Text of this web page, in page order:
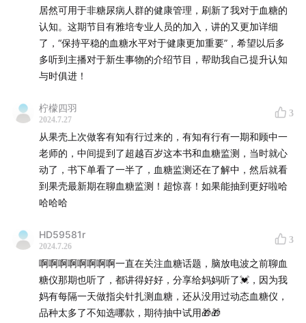
居然可用于非糖尿病人群的健康管理，刷新了我对于血糖的
认知。这期节目有雅培专业人员的加入，讲的又更加详细
了，“保持平稳的血糖水平对于健康更加重要”，希望以后多
多听到主播对于新生事物的介绍节目，帮助我自己提升认知
与时俱进！
柠檬四羽
2024.7.27
3
从果壳上次做客有知有行过来的，有知有行有一期和顾中一
老师的，中间提到了超越百岁这本书和血糖监测，当时就心
动了，书下单看了一半了，血糖监测还在了解中，然后就看
到果壳最新期在聊血糖监测！超惊喜！如果能抽到更好啦哈
哈哈哈
HD59581r
2024.7.26
3
啊啊啊啊啊啊啊啊一直在关注血糖话题，脑放电波之前聊血
糖仪那期也听了，都讲得好好，分享给妈妈听了💓，因为我
妈有每隔一天做指尖针扎测血糖，还从没用过动态血糖仪，
品种太多了不知选哪款，期待抽中试用🎁🎁